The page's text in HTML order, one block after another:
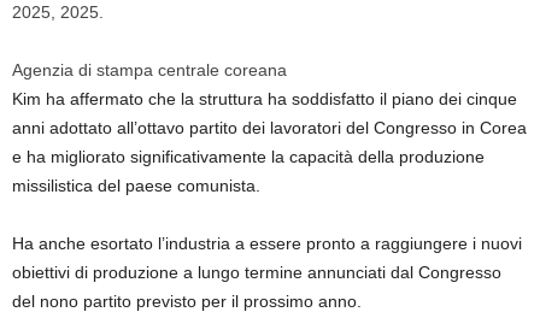
2025, 2025.
Agenzia di stampa centrale coreana
Kim ha affermato che la struttura ha soddisfatto il piano dei cinque
anni adottato all’ottavo partito dei lavoratori del Congresso in Corea
e ha migliorato significativamente la capacità della produzione
missilistica del paese comunista.
Ha anche esortato l’industria a essere pronto a raggiungere i nuovi
obiettivi di produzione a lungo termine annunciati dal Congresso
del nono partito previsto per il prossimo anno.